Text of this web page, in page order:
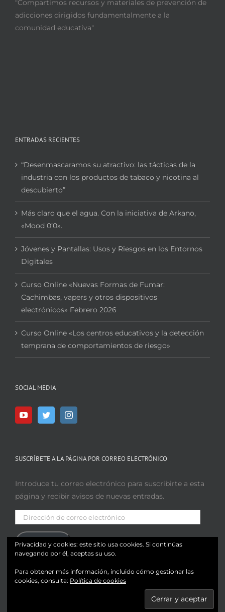
"Compartimos recursos y materiales de prevención de
adicciones dirigidos fundamentalmente a la
comunidad educativa"
ENTRADAS RECIENTES
“Desenmascaramos su atractivo: las tácticas de la
industria con los productos de tabaco y nicotina al
descubierto”
Más claro que el agua. Con la iniciativa de Arkano,
«Mood 0’0».
Jóvenes y Pantallas: Usos y Riesgos en los Entornos
Digitales
Curso Online «Nuevas Formas de Fumar:
Cachimbas, vapers y otros dispositivos
electrónicos» Febrero 2026
Curso Online «Los centros educativos y la detección
temprana de comportamientos de riesgo»
SOCIAL MEDIA
SUSCRÍBETE A LA PÁGINA POR CORREO ELECTRÓNICO
Introduce tu correo electrónico para suscribirte a esta
página y recibir avisos de nuevas entradas.
Dirección
correo
electrónico
Suscribir
Únete a otros 188 suscriptores
Privacidad y cookies: este sitio usa cookies. Si continúas
navegando por él, aceptas su uso.
Para obtener más información, incluido cómo gestionar las
cookies, consulta: Política de cookies